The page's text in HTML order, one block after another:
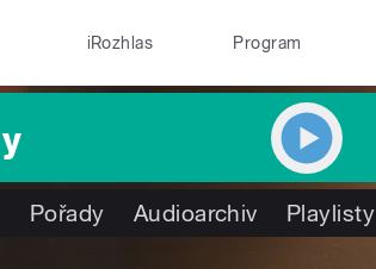
iRozhlas Program
Pořady Audioarchiv Playlisty